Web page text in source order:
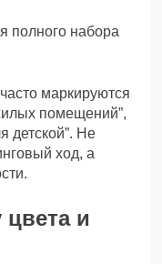
полного набора
маркируются
помещений”,
детской”. Не
ход, а
и